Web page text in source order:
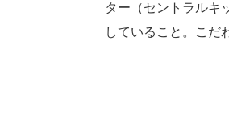
ター（セントラルキ
していること。こだ